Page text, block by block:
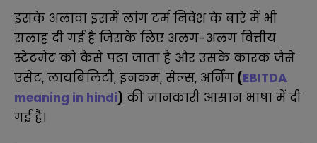
इसके अलावा इसमें लांग टर्म निवेश के बारे में भी
सलाह दी गई है जिसके लिए अलग-अलग वित्तीय
स्टेटमेंट को कैसे पढ़ा जाता है और उसके कारक जैसे
एसेट, लायबिलिटी, इनकम, सेल्स, अर्निंग (EBITDA
meaning in hindi) की जानकारी आसान भाषा में दी
गई है।